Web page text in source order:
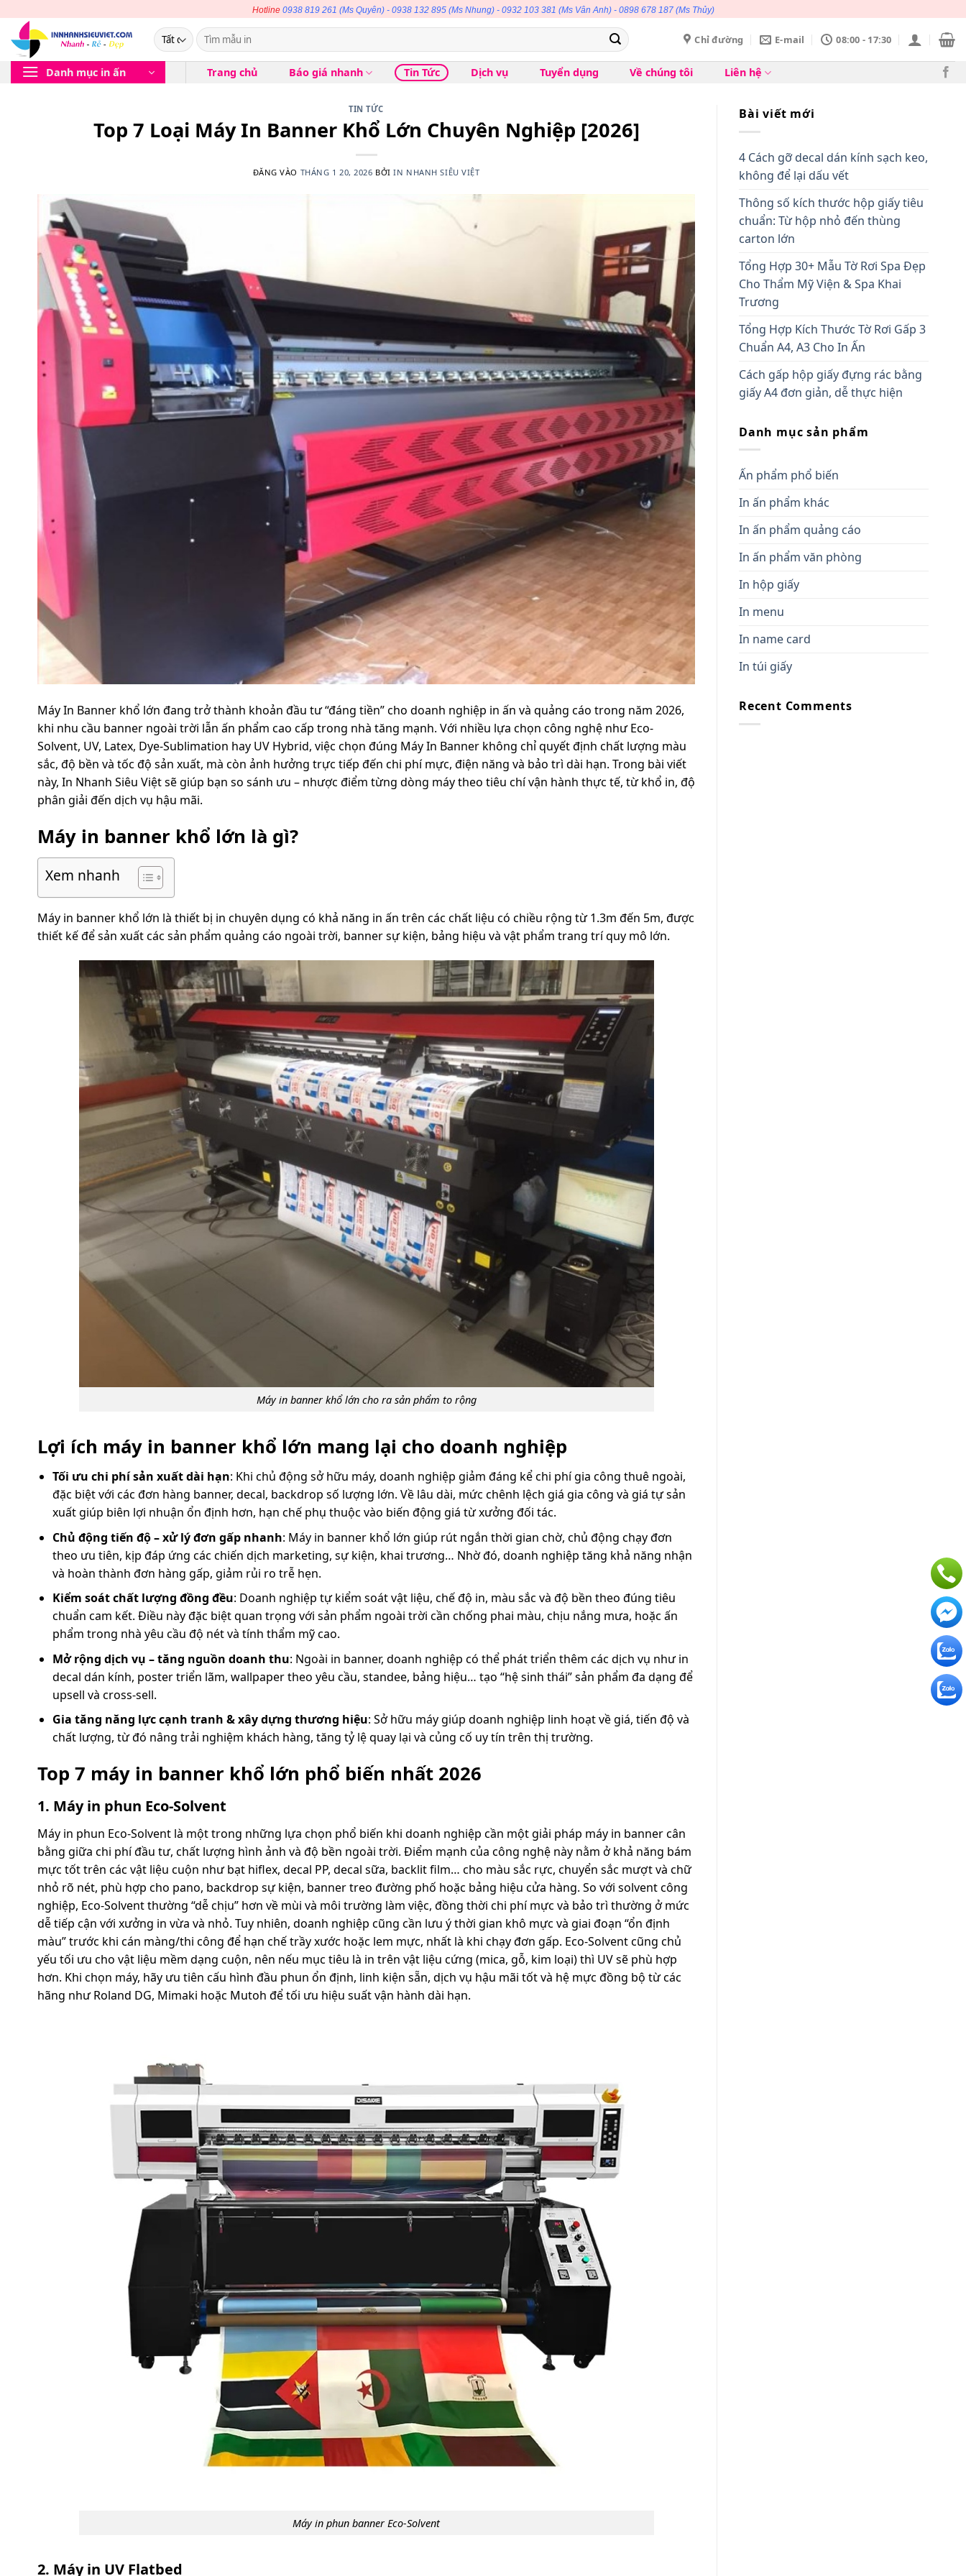
nội
dung
Hotline 0938 819 261 (Ms Quyên) - 0938 132 895(Ms Nhung) - 0932 103 381 (Ms Vân Anh) - 0898 678 187(Ms Thủy)
Tìm
kiếm:
Chỉ đường E-mail 08:00 - 17:30
Danh mục in ấn Trang chủ Báo giá nhanh Tin Tức Dịch vụ Tuyển dụng Về chúng tôi Liên hệ
TIN TỨC
Top 7 Loại Máy In Banner Khổ Lớn Chuyên Nghiệp [2026]
ĐĂNG VÀO THÁNG 1 20, 2026 BỞIIN NHANH SIÊU VIỆT
Máy In Banner khổ lớn đang trở thành khoản đầu tư “đáng tiền” cho doanh nghiệp in ấn và quảng cáo trong năm 2026,
khi nhu cầu banner ngoài trời lẫn ấn phẩm cao cấp trong nhà tăng mạnh. Với nhiều lựa chọn công nghệ như Eco-
Solvent, UV, Latex, Dye-Sublimation hay UV Hybrid, việc chọn đúng Máy In Banner không chỉ quyết định chất lượng màu
sắc, độ bền và tốc độ sản xuất, mà còn ảnh hưởng trực tiếp đến chi phí mực, điện năng và bảo trì dài hạn. Trong bài viết
này, In Nhanh Siêu Việt sẽ giúp bạn so sánh ưu – nhược điểm từng dòng máy theo tiêu chí vận hành thực tế, từ khổ in, độ
phân giải đến dịch vụ hậu mãi.
Máy in banner khổ lớn là gì?
Xem nhanh
Máy in banner khổ lớn là thiết bị in chuyên dụng có khả năng in ấn trên các chất liệu có chiều rộng từ 1.3m đến 5m, được
thiết kế để sản xuất các sản phẩm quảng cáo ngoài trời, banner sự kiện, bảng hiệu và vật phẩm trang trí quy mô lớn.
Máy in banner khổ lớn cho ra sản phẩm to rộng
Lợi ích máy in banner khổ lớn mang lại cho doanh nghiệp
Tối ưu chi phí sản xuất dài hạn: Khi chủ động sở hữu máy, doanh nghiệp giảm đáng kể chi phí gia công thuê ngoài,
đặc biệt với các đơn hàng banner, decal, backdrop số lượng lớn. Về lâu dài, mức chênh lệch giá gia công và giá tự sản
xuất giúp biên lợi nhuận ổn định hơn, hạn chế phụ thuộc vào biến động giá từ xưởng đối tác.
Chủ động tiến độ – xử lý đơn gấp nhanh: Máy in banner khổ lớn giúp rút ngắn thời gian chờ, chủ động chạy đơn
theo ưu tiên, kịp đáp ứng các chiến dịch marketing, sự kiện, khai trương… Nhờ đó, doanh nghiệp tăng khả năng nhận
và hoàn thành đơn hàng gấp, giảm rủi ro trễ hẹn.
Kiểm soát chất lượng đồng đều: Doanh nghiệp tự kiểm soát vật liệu, chế độ in, màu sắc và độ bền theo đúng tiêu
chuẩn cam kết. Điều này đặc biệt quan trọng với sản phẩm ngoài trời cần chống phai màu, chịu nắng mưa, hoặc ấn
phẩm trong nhà yêu cầu độ nét và tính thẩm mỹ cao.
Mở rộng dịch vụ – tăng nguồn doanh thu: Ngoài in banner, doanh nghiệp có thể phát triển thêm các dịch vụ như in
decal dán kính, poster triển lãm, wallpaper theo yêu cầu, standee, bảng hiệu… tạo “hệ sinh thái” sản phẩm đa dạng để
upsell và cross-sell.
Gia tăng năng lực cạnh tranh & xây dựng thương hiệu: Sở hữu máy giúp doanh nghiệp linh hoạt về giá, tiến độ và
chất lượng, từ đó nâng trải nghiệm khách hàng, tăng tỷ lệ quay lại và củng cố uy tín trên thị trường.
Top 7 máy in banner khổ lớn phổ biến nhất 2026
1. Máy in phun Eco-Solvent
Máy in phun Eco-Solvent là một trong những lựa chọn phổ biến khi doanh nghiệp cần một giải pháp máy in banner cân
bằng giữa chi phí đầu tư, chất lượng hình ảnh và độ bền ngoài trời. Điểm mạnh của công nghệ này nằm ở khả năng bám
mực tốt trên các vật liệu cuộn như bạt hiflex, decal PP, decal sữa, backlit film… cho màu sắc rực, chuyển sắc mượt và chữ
nhỏ rõ nét, phù hợp cho pano, backdrop sự kiện, banner treo đường phố hoặc bảng hiệu cửa hàng. So với solvent công
nghiệp, Eco-Solvent thường “dễ chịu” hơn về mùi và môi trường làm việc, đồng thời chi phí mực và bảo trì thường ở mức
dễ tiếp cận với xưởng in vừa và nhỏ. Tuy nhiên, doanh nghiệp cũng cần lưu ý thời gian khô mực và giai đoạn “ổn định
màu” trước khi cán màng/thi công để hạn chế trầy xước hoặc lem mực, nhất là khi chạy đơn gấp. Eco-Solvent cũng chủ
yếu tối ưu cho vật liệu mềm dạng cuộn, nên nếu mục tiêu là in trên vật liệu cứng (mica, gỗ, kim loại) thì UV sẽ phù hợp
hơn. Khi chọn máy, hãy ưu tiên cấu hình đầu phun ổn định, linh kiện sẵn, dịch vụ hậu mãi tốt và hệ mực đồng bộ từ các
hãng như Roland DG, Mimaki hoặc Mutoh để tối ưu hiệu suất vận hành dài hạn.
Máy in phun banner Eco-Solvent
2. Máy in UV Flatbed
Bài viết mới
4 Cách gỡ decal dán kính sạch keo,
không để lại dấu vết
Thông số kích thước hộp giấy tiêu
chuẩn: Từ hộp nhỏ đến thùng
carton lớn
Tổng Hợp 30+ Mẫu Tờ Rơi Spa Đẹp
Cho Thẩm Mỹ Viện & Spa Khai
Trương
Tổng Hợp Kích Thước Tờ Rơi Gấp 3
Chuẩn A4, A3 Cho In Ấn
Cách gấp hộp giấy đựng rác bằng
giấy A4 đơn giản, dễ thực hiện
Danh mục sản phẩm
Ấn phẩm phổ biến
In ấn phẩm khác
In ấn phẩm quảng cáo
In ấn phẩm văn phòng
In hộp giấy
In menu
In name card
In túi giấy
Recent Comments